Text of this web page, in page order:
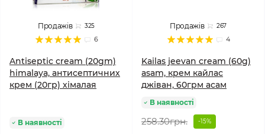
6
Продажів 325
Antiseptic cream (20gm)
himalaya, антисептичних
крем (20гр) хімалая
В наявності
4
Продажів 267
Kailas jeevan cream (60g)
asam, крем кайлас
джіван, 60грм асам
В наявності
258.30грн. -15%